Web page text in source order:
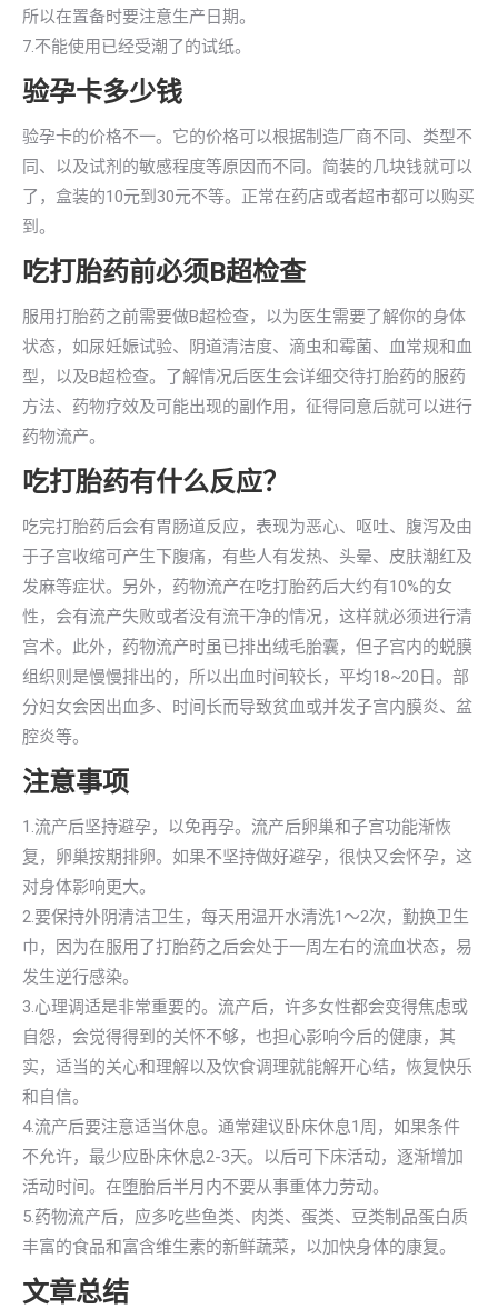
所以在置备时要注意生产日期。
7.不能使用已经受潮了的试纸。
验孕卡多少钱
验孕卡的价格不一。它的价格可以根据制造厂商不同、类型不
同、以及试剂的敏感程度等原因而不同。简装的几块钱就可以
了，盒装的10元到30元不等。正常在药店或者超市都可以购买
到。
吃打胎药前必须B超检查
服用打胎药之前需要做B超检查，以为医生需要了解你的身体
状态，如尿妊娠试验、阴道清洁度、滴虫和霉菌、血常规和血
型，以及B超检查。了解情况后医生会详细交待打胎药的服药
方法、药物疗效及可能出现的副作用，征得同意后就可以进行
药物流产。
吃打胎药有什么反应？
吃完打胎药后会有胃肠道反应，表现为恶心、呕吐、腹泻及由
于子宫收缩可产生下腹痛，有些人有发热、头晕、皮肤潮红及
发麻等症状。另外，药物流产在吃打胎药后大约有10%的女
性，会有流产失败或者没有流干净的情况，这样就必须进行清
宫术。此外，药物流产时虽已排出绒毛胎囊，但子宫内的蜕膜
组织则是慢慢排出的，所以出血时间较长，平均18~20日。部
分妇女会因出血多、时间长而导致贫血或并发子宫内膜炎、盆
腔炎等。
注意事项
1.流产后坚持避孕，以免再孕。流产后卵巢和子宫功能渐恢
复，卵巢按期排卵。如果不坚持做好避孕，很快又会怀孕，这
对身体影响更大。
2.要保持外阴清洁卫生，每天用温开水清洗1～2次，勤换卫生
巾，因为在服用了打胎药之后会处于一周左右的流血状态，易
发生逆行感染。
3.心理调适是非常重要的。流产后，许多女性都会变得焦虑或
自怨，会觉得得到的关怀不够，也担心影响今后的健康，其
实，适当的关心和理解以及饮食调理就能解开心结，恢复快乐
和自信。
4.流产后要注意适当休息。通常建议卧床休息1周，如果条件
不允许，最少应卧床休息2-3天。以后可下床活动，逐渐增加
活动时间。在堕胎后半月内不要从事重体力劳动。
5.药物流产后，应多吃些鱼类、肉类、蛋类、豆类制品蛋白质
丰富的食品和富含维生素的新鲜蔬菜，以加快身体的康复。
文章总结